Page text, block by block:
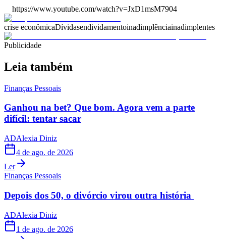
https://www.youtube.com/watch?v=JxD1msM7904
crise econômicaDívidasendividamentoinadimplênciainadimplentes
Publicidade
Leia também
Finanças Pessoais
Ganhou na bet? Que bom. Agora vem a parte
difícil: tentar sacar
ADAlexia Diniz
4 de ago. de 2026
Ler
Finanças Pessoais
Depois dos 50, o divórcio virou outra história
ADAlexia Diniz
1 de ago. de 2026